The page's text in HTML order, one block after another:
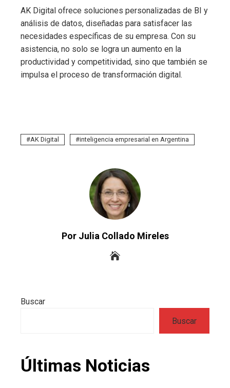
AK Digital ofrece soluciones personalizadas de BI y
análisis de datos, diseñadas para satisfacer las
necesidades específicas de su empresa. Con su
asistencia, no solo se logra un aumento en la
productividad y competitividad, sino que también se
impulsa el proceso de transformación digital.
AK Digital inteligencia empresarial en Argentina
Por Julia Collado Mireles
Buscar
Buscar
Últimas Noticias